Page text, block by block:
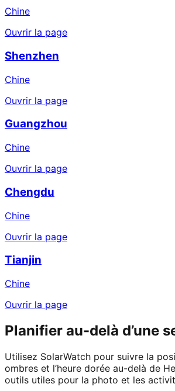
Chine
Ouvrir la page
Shenzhen
Chine
Ouvrir la page
Guangzhou
Chine
Ouvrir la page
Chengdu
Chine
Ouvrir la page
Tianjin
Chine
Ouvrir la page
Planifier au-delà d’une
Utilisez SolarWatch pour suivre la
ombres et l’heure dorée au-delà de
outils utiles pour la photo et les